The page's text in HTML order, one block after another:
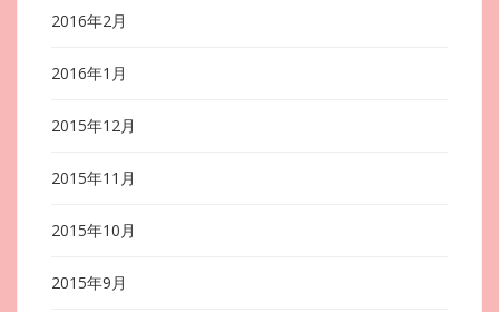
2016年2月
2016年1月
2015年12月
2015年11月
2015年10月
2015年9月